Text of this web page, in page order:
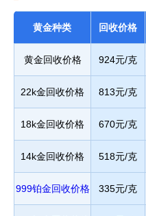
黄金种类 回收价格
黄金回收价格 924元/克
22k金回收价格 813元/克
18k金回收价格 670元/克
14k金回收价格 518元/克
999铂金回收价格 335元/克